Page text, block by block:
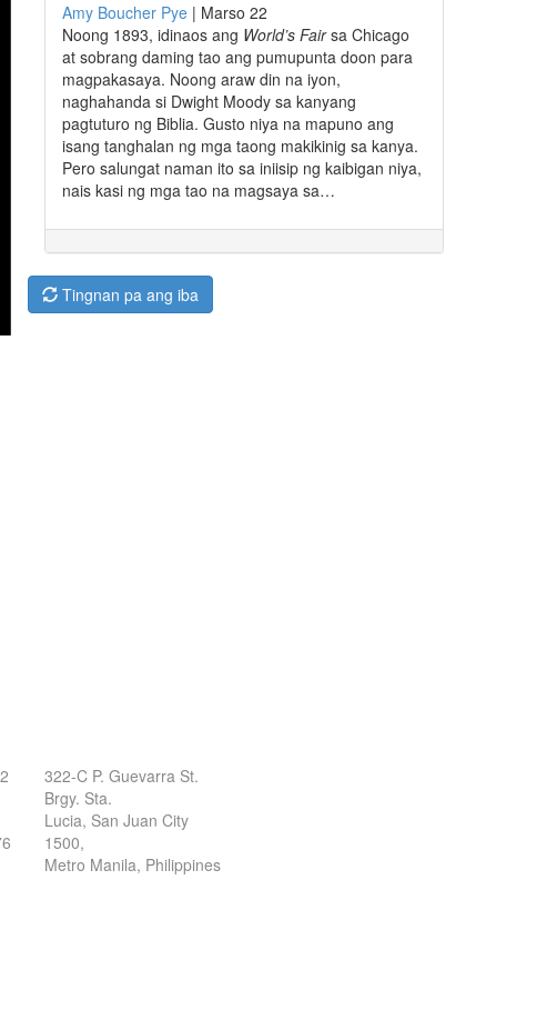
Amy Boucher Pye | Marso 22
Noong 1893, idinaos ang World’s Fairsa Chicago
at sobrang daming tao ang pumupunta doon para
magpakasaya. Noong araw din na iyon,
naghahanda si Dwight Moody sa kanyang
pagtuturo ng Biblia. Gusto niya na mapuno ang
isang tanghalan ng mga taong makikinig sa kanya.
Pero salungat naman ito sa iniisip ng kaibigan niya,
nais kasi ng mga tao na magsaya sa…
Tingnan pa ang iba
322-C P. Guevarra St.
Brgy. Sta.
Lucia, San Juan City
1500,
Metro Manila, Philippines